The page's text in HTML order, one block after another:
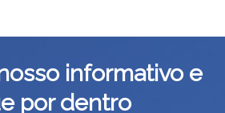
informativo e
por dentro